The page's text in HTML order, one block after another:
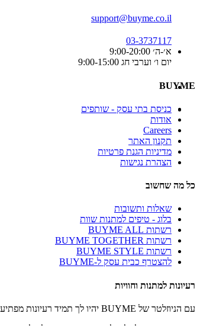
support@buyme.co.il
03-3737117
א׳-ה׳ 9:00-20:00
יום ו׳ וערבי חג 9:00-15:00
BUYME
כניסת בתי עסק - שותפים
אודות
Careers
תקנון האתר
מדיניות הגנת פרטיות
הצהרת נגישות
כל מה שחשוב
שאלות ותשובות
בלוג - טיפים למתנות שוות
רשתות BUYME ALL
רשתות BUYME TOGETHER
רשתות BUYME STYLE
להצטרף כבית עסק ל-BUYME
רעיונות למתנות וחוויות
עם הניוזלטר של BUYME יהיו לך תמיד רעיונות מפתיעים למתנות וחוויות.